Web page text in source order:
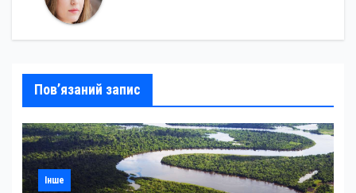
Пов’язаний запис
Інше